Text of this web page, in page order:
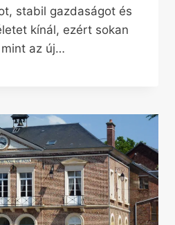
stabil gazdaságot és
kínál, ezért sokan
az új…